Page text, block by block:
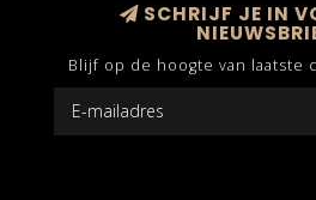
SCHRIJF JE IN
Blijf op de hoogte van laatste